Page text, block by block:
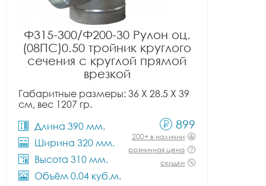
Ф315-300/Ф200-30 Рулон оц.
(08ПС)0.50 тройник круглого
сечения с круглой прямой
врезкой
Габаритные размеры: 36 X 28.5 X 39
см, вес 1207 гр.
Длина 390 мм.
Ширина 320 мм.
Высота 310 мм.
Объём 0.04 куб.м.
899
200+ в наличии
розничная цена
скидки